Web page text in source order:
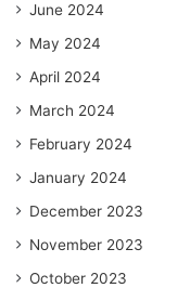
June 2024
May 2024
April 2024
March 2024
February 2024
January 2024
December 2023
November 2023
October 2023